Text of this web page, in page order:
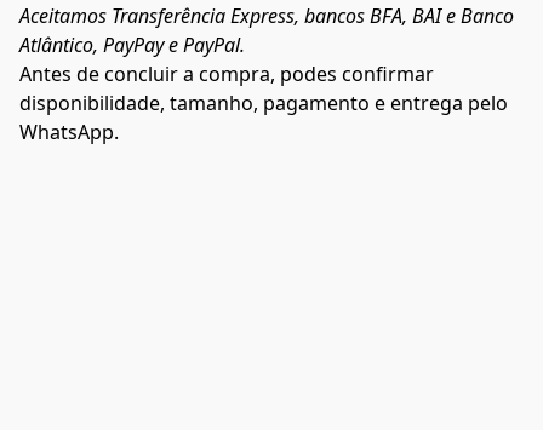
Aceitamos Transferência Express, bancos BFA, BAI e Banco
Atlântico, PayPay e PayPal.
Antes de concluir a compra, podes confirmar
disponibilidade, tamanho, pagamento e entrega pelo
WhatsApp.